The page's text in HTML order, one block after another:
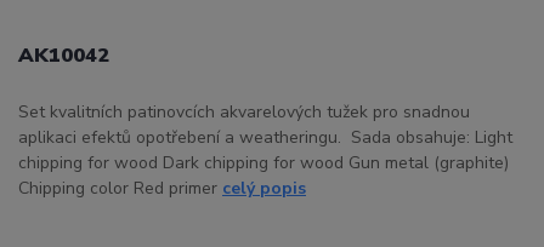
AK10042
Set kvalitních patinovcích akvarelových tužek pro snadnou
aplikaci efektů opotřebení a weatheringu. Sada obsahuje: Light
chipping for wood Dark chipping for wood Gun metal (graphite)
Chipping color Red primer celý popis